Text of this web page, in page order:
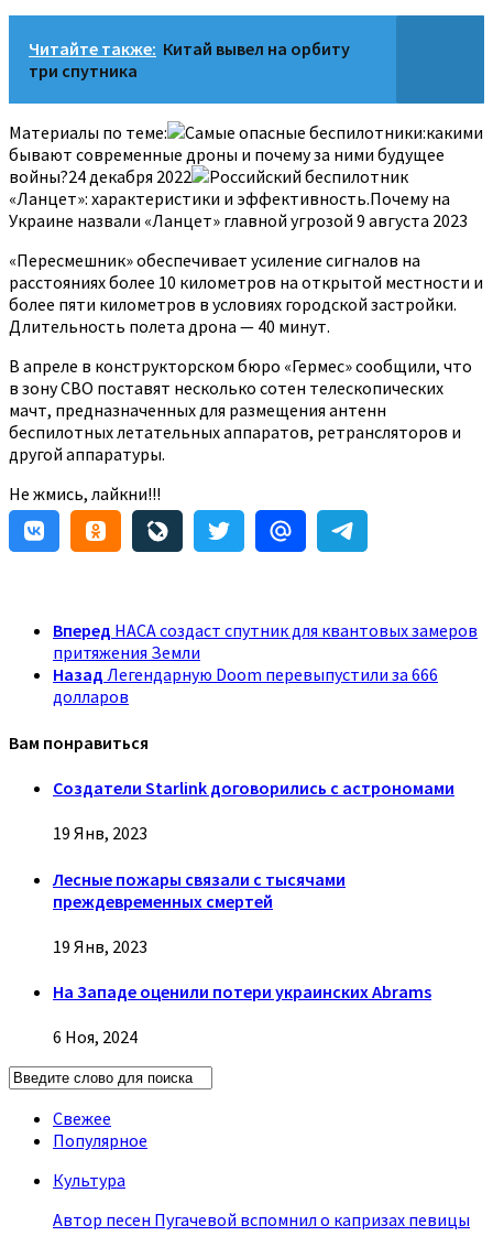
Читайте также: Китай вывел на орбиту
три спутника
Материалы по теме:
Самые опасные беспилотники:какими
бывают современные дроны и почему за ними будущее
войны?24 декабря 2022
Российский беспилотник
«Ланцет»: характеристики и эффективность.Почему на
Украине назвали «Ланцет» главной угрозой 9 августа 2023
«Пересмешник» обеспечивает усиление сигналов на
расстояниях более 10 километров на открытой местности и
более пяти километров в условиях городской застройки.
Длительность полета дрона — 40 минут.
В апреле в конструкторском бюро «Гермес» сообщили, что
в зону СВО поставят несколько сотен телескопических
мачт, предназначенных для размещения антенн
беспилотных летательных аппаратов, ретрансляторов и
другой аппаратуры.
Не жмись, лайкни!!!
Вперед НАСА создаст спутник для квантовых замеров
притяжения Земли
Назад Легендарную Doom перевыпустили за 666
долларов
Вам понравиться
Создатели Starlink договорились с астрономами
19 Янв, 2023
Лесные пожары связали с тысячами
преждевременных смертей
19 Янв, 2023
На Западе оценили потери украинских Abrams
6 Ноя, 2024
Свежее
Популярное
Культура
Автор песен Пугачевой вспомнил о капризах певицы